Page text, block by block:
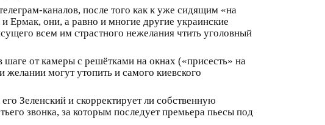
каналов, после того как к уже сидящим «на
Ермак, они, а равно и многие другие украинские
всем им страстного нежелания чтить уголовный
шаге от камеры с решётками на окнах («присесть» на
могут утопить и самого киевского
Зеленский и скорректирует ли собственную
звонка, за которым последует премьера пьесы под